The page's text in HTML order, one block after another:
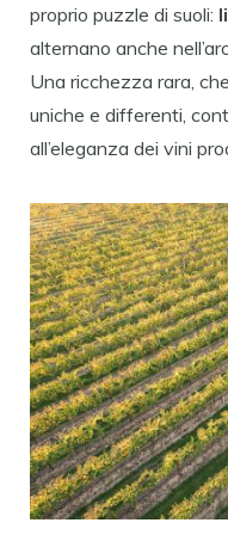
proprio puzzle di suoli:
alternano anche
Una ricchezza rara,
uniche e differenti,
all’eleganza dei vini